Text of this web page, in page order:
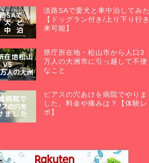
淡路SAで愛犬と車中泊してみた
【ドッグラン付き/上り下り行き
来可能】
県庁所在地・松山市から人口3
万人の大洲市に引っ越して不便
なこと
ピアスの穴あけを病院でやりま
した。料金や痛みは？【体験レ
ポ】